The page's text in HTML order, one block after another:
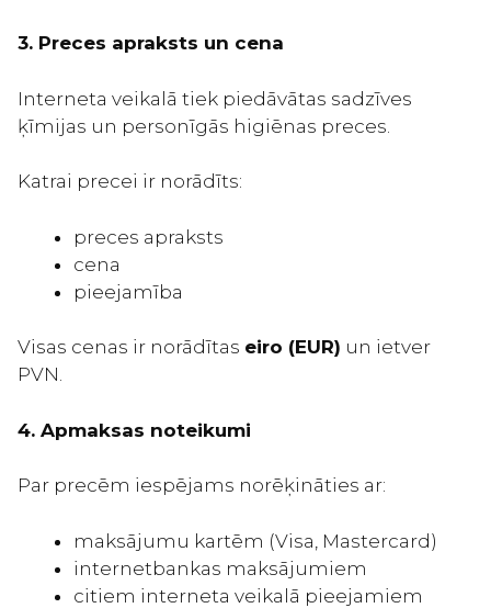
3. Preces apraksts un cena
Interneta veikalā tiek piedāvātas sadzīves
ķīmijas un personīgās higiēnas preces.
Katrai precei ir norādīts:
preces apraksts
cena
pieejamība
Visas cenas ir norādītas eiro (EUR) un ietver
PVN.
4. Apmaksas noteikumi
Par precēm iespējams norēķināties ar:
maksājumu kartēm (Visa, Mastercard)
internetbankas maksājumiem
citiem interneta veikalā pieejamiem